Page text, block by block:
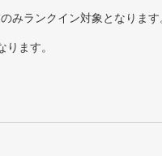
みランクイン対象となりま
ます。